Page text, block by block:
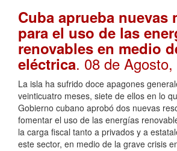
Cuba aprueba nuevas
para el uso de las
renovables en medio
eléctrica. 08 de Agosto,
La isla ha sufrido doce apagones
veinticuatro meses, siete de ellos en lo
Gobierno cubano aprobó dos nuevas
fomentar el uso de las energías
la carga fiscal tanto a privados y a
este sector, en medio de la grave crisis